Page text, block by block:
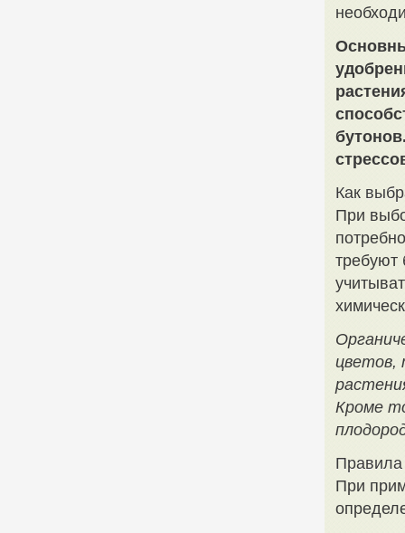
Как
При
требуют
цветов,
Кроме
Правила
При